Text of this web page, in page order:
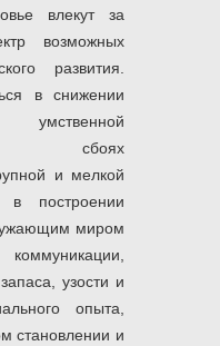
влекут за
возможных
развития.
в снижении
сбоях
и мелкой
в построении
миром
узости и
опыта,
становлении и